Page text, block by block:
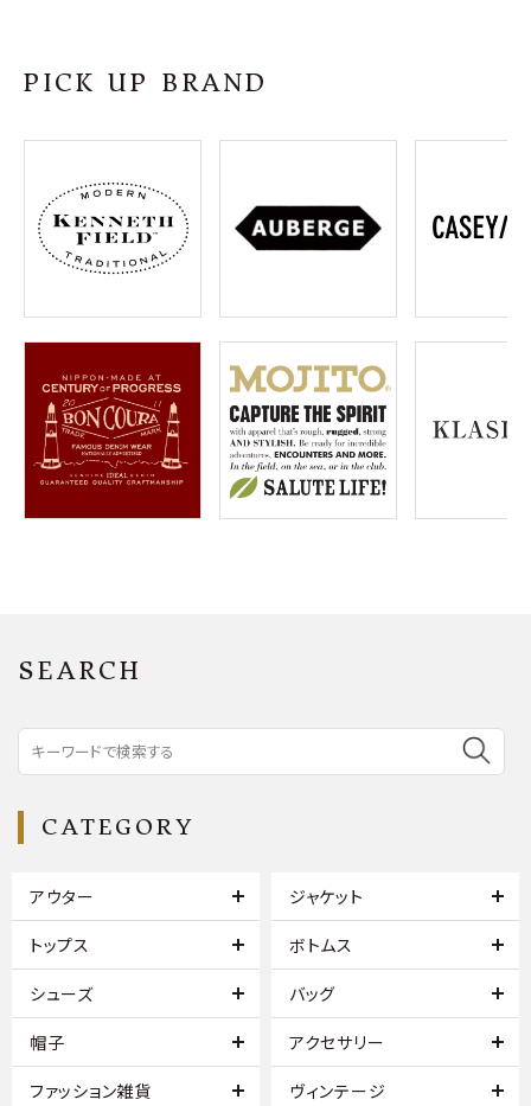
プライバシーポリシー
特定商取引法について
お問い合わせ
OFFICIAL WEB SITE
meeting_room ログイン 会員登録
PICK UP BRAND
SEARCH
CATEGORY
アウター ジャケット
トップス ボトムス
シューズ バッグ
帽子 アクセサリー
ファッション雑貨 ヴィンテージ